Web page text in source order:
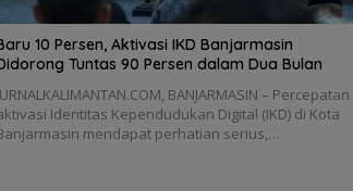
10 Persen, Aktivasi IKD Banjarmasin
Tuntas 90 Persen dalam Dua Bulan
BANJARMASIN – Percepatan
Identitas Kependudukan Digital (IKD) di Kota
mendapat perhatian serius,…